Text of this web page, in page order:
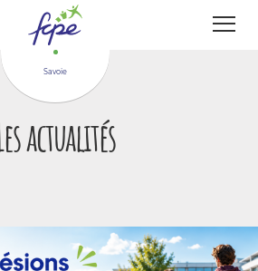
Savoie
actualités
cookies